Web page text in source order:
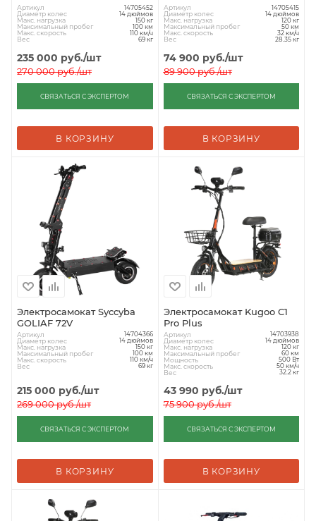
Артикул 14705452
Диаметр колес 14 дюймов
Макс. нагрузка 150 кг
Максимальный пробег 100 км
Макс. скорость 110 км/ч
Вес 69 кг
235 000 руб./шт
270 000руб./шт
СВЯЗАТЬСЯ С ЭКСПЕРТОМ
В КОРЗИНУ
Артикул 14705415
Диаметр колес 14 дюймов
Макс. нагрузка 120 кг
Максимальный пробег 50 км
Макс. скорость 32 км/ч
Вес 28.35 кг
74 900 руб./шт
89 900руб./шт
СВЯЗАТЬСЯ С ЭКСПЕРТОМ
В КОРЗИНУ
Электросамокат Syccyba
GOLIAF 72V
Артикул 14704366
Диаметр колес 14 дюймов
Макс. нагрузка 150 кг
Максимальный пробег 100 км
Макс. скорость 110 км/ч
Вес 69 кг
215 000 руб./шт
269 000руб./шт
СВЯЗАТЬСЯ С ЭКСПЕРТОМ
В КОРЗИНУ
Электросамокат Kugoo C1
Pro Plus
Артикул 14703938
Диаметр колес 14 дюймов
Макс. нагрузка 120 кг
Максимальный пробег 60 км
Мощность 500 Вт
Макс. скорость 50 км/ч
Вес 32.2 кг
43 990 руб./шт
75 900руб./шт
СВЯЗАТЬСЯ С ЭКСПЕРТОМ
В КОРЗИНУ